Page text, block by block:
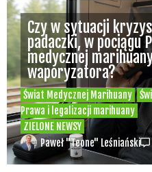
Świat Medycznej Marihuany
Prawa i legalizacji marihuany
ZIELONE NEWSY
Czy w sytuacji
padaczki, w pociągu
medycznej
waporyzatora?
Paweł "Teone" Leśniański